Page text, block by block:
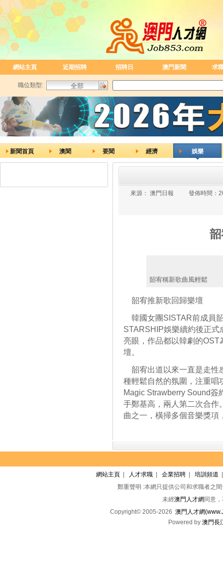
網站主頁 近期招聘 招聘日 澳門新聞 求
職位類型:
新聞首頁 澳聞 要聞 經濟 娛樂
來源： 澳門日報 發佈時間：
韶宥稱新歌曲風輕鬆
韶宥推新歌回歸樂壇
韓國女團SISTAR前成員
STARSHIP娛樂續約後正
亮眼，作品都以韓劇的
壇。
韶宥出道以來一直是走性
種輕鬆自然的氛圍，注重唱
Magic Strawberry Sound簽
手鄭基高，兩人第二次合作
曲之一，橫掃多個音樂獎項
網站主頁 人才求職 企業招聘 培訓頻道
鄭重聲明 :本網只提供公司和求職者之
未經澳門人才網 同意
Copyright© 2005-2026 澳門人才網
Powered by 澳門長